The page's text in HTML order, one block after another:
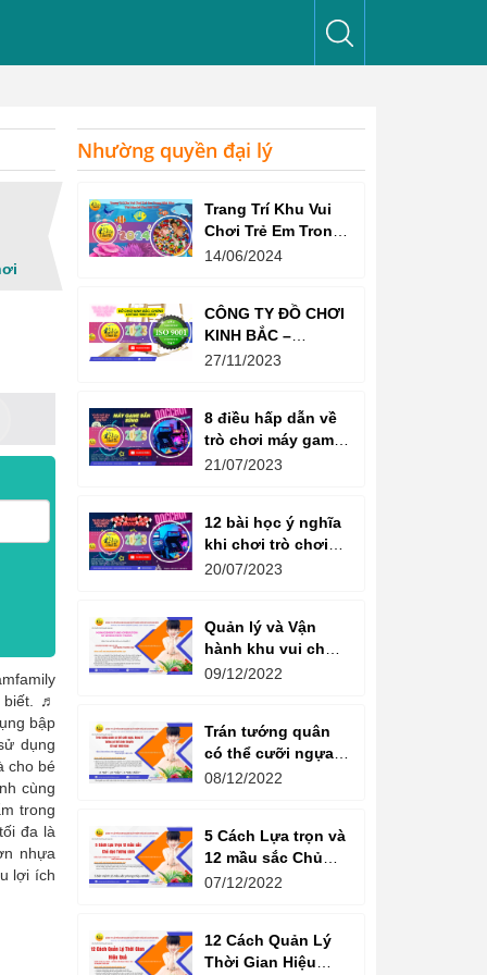
biết. ♬
bập
dụng
cho bé
cùng
trong
đa là
nhựa
lợi ích
Nhường quyền đại lý
Trang Trí Khu Vui
Chơi Trẻ Em Trong
Nhà Như Thế Nào
14/06/2024
CÔNG TY ĐỒ CHƠI
KINH BẮC –
CHỨNG CHỈ ISO
27/11/2023
8 điều hấp dẫn về
trò chơi máy game
bắn súng
21/07/2023
12 bài học ý nghĩa
khi chơi trò chơi
máy game đua xe
20/07/2023
Quản lý và Vận
hành khu vui chơi
giải trí -
amusement parks
09/12/2022
Trán tướng quân
có thể cưỡi ngựa,
Bụng tể tướng có
08/12/2022
5 Cách Lựa trọn và
12 mầu sắc Chủ
đạo Tương sinh
năng lượng
07/12/2022
12 Cách Quản Lý
Thời Gian Hiệu